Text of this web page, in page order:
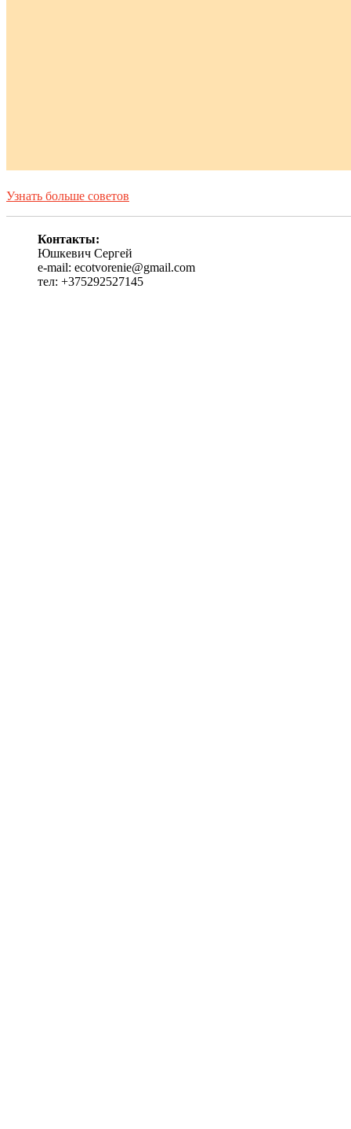
Узнать больше советов
Контакты:
Юшкевич Сергей
e-mail: ecotvorenie@gmail.com
тел: +375292527145